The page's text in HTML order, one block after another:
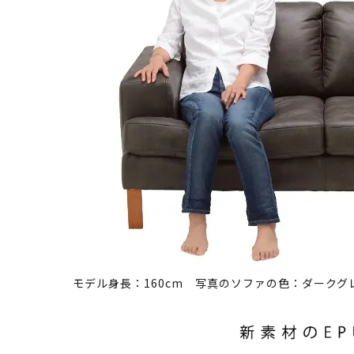
モデル身長：160cm 写真のソファの色：ダークグ